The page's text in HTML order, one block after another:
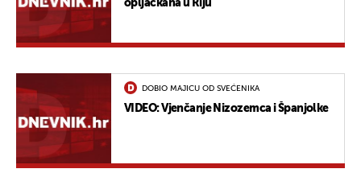
opljačkana u Riju
DOBIO MAJICU OD SVEĆENIKA
VIDEO: Vjenčanje Nizozemca i Španjolke